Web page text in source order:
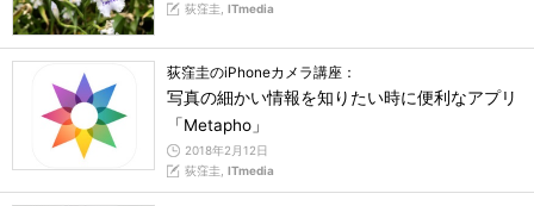
荻窪圭, ITmedia
荻窪圭のiPhoneカメラ講座：
写真の細かい情報を知りたい時に便利なアプリ
「Metapho」
2018年2月12日
荻窪圭, ITmedia